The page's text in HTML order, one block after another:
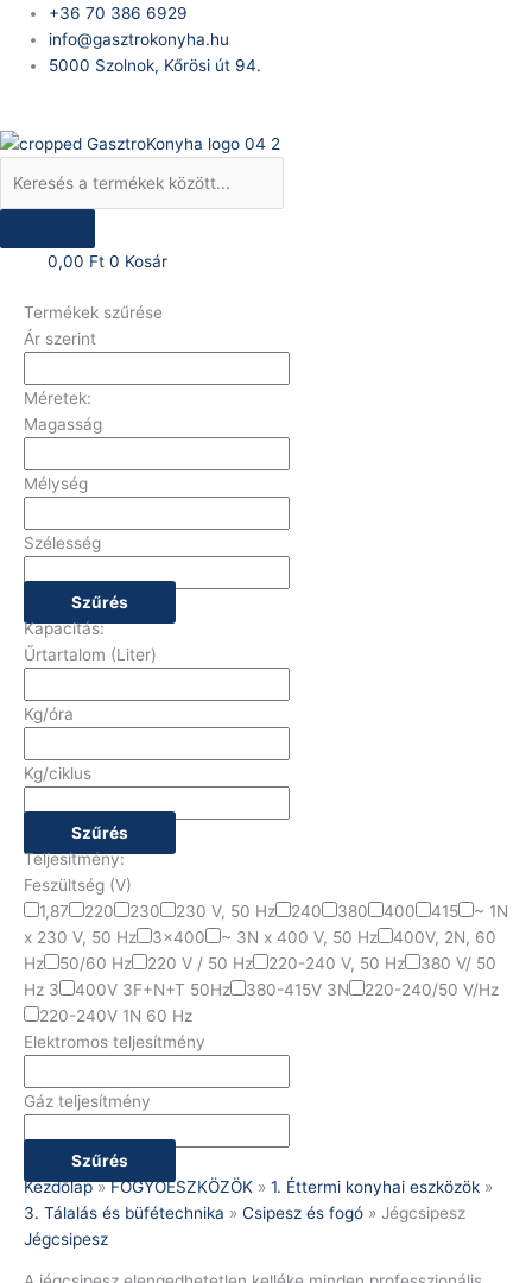
content
+36 70 386 6929
info@gasztrokonyha.hu
5000 Szolnok, Kőrösi út 94.
Products
search
0,00 Ft 0 Kosár
Termékek szűrése
Ár szerint
Méretek:
Magasság
Mélység
Szélesség
Szűrés
Kapacitás:
Űrtartalom (Liter)
Kg/óra
Kg/ciklus
Szűrés
Teljesítmény:
Feszültség (V)
1,87
220 230 230 V, 50 Hz 240 380 400 415
~ 1N
x 230 V, 50 Hz
3x400 ~ 3N x 400 V, 50 Hz
400V, 2N, 60
Hz
50/60 Hz 220 V / 50 Hz 220-240 V, 50 Hz
380 V/ 50
Hz 3
400V 3F+N+T 50Hz 380-415V 3N
220-240/50 V/Hz
220-240V 1N 60 Hz
Elektromos teljesítmény
Gáz teljesítmény
Szűrés
Kezdőlap»FOGYÓESZKÖZÖK » 1. Éttermi konyhai eszközök »
3. Tálalás és büfétechnika » Csipesz és fogó » Jégcsipesz
Jégcsipesz